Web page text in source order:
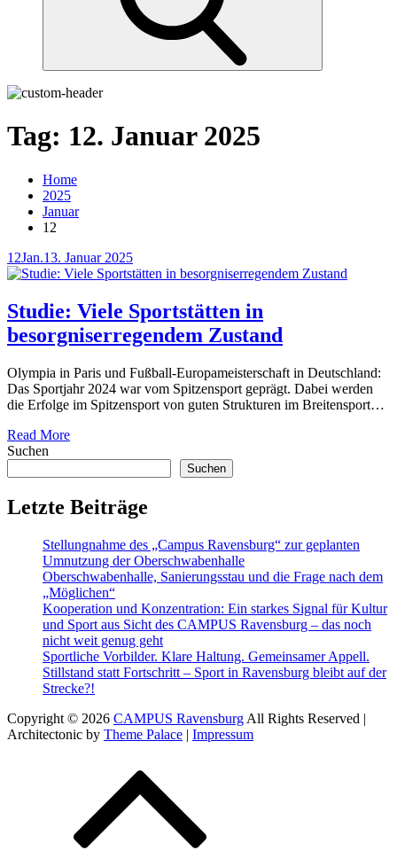
Tag: 12. Januar 2025
Home
2025
Januar
12
Posted
on
12Jan.13. Januar 2025
Studie: Viele Sportstätten in
besorgniserregendem Zustand
Olympia in Paris und Fußball-Europameisterschaft in Deutschland:
Das Sportjahr 2024 war vom Spitzensport geprägt. Dabei werden
die Erfolge im Spitzensport von guten Strukturen im Breitensport…
Read More
Suchen
Suchen
Letzte Beiträge
Stellungnahme des „Campus Ravensburg“ zur geplanten
Umnutzung der Oberschwabenhalle
Oberschwabenhalle, Sanierungsstau und die Frage nach dem
„Möglichen“
Kooperation und Konzentration: Ein starkes Signal für Kultur
und Sport aus Sicht des CAMPUS Ravensburg – das noch
nicht weit genug geht
Sportliche Vorbilder. Klare Haltung. Gemeinsamer Appell.
Stillstand statt Fortschritt – Sport in Ravensburg bleibt auf der
Strecke?!
Copyright © 2026 CAMPUS Ravensburg All Rights Reserved |
Architectonic by Theme Palace | Impressum